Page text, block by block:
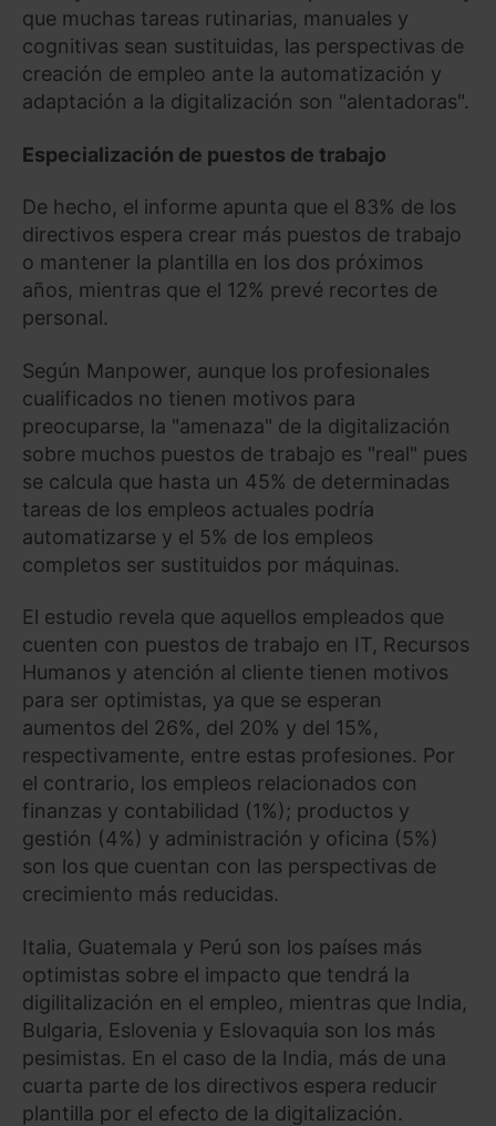
que muchas tareas rutinarias, manuales y
cognitivas sean sustituidas, las perspectivas de
creación de empleo ante la automatización y
adaptación a la digitalización son "alentadoras".
Especialización de puestos de trabajo
De hecho, el informe apunta que el 83% de los
directivos espera crear más puestos de trabajo
o mantener la plantilla en los dos próximos
años, mientras que el 12% prevé recortes de
personal.
Según Manpower, aunque los profesionales
cualificados no tienen motivos para
preocuparse, la "amenaza" de la digitalización
sobre muchos puestos de trabajo es "real" pues
se calcula que hasta un 45% de determinadas
tareas de los empleos actuales podría
automatizarse y el 5% de los empleos
completos ser sustituidos por máquinas.
El estudio revela que aquellos empleados que
cuenten con puestos de trabajo en IT, Recursos
Humanos y atención al cliente tienen motivos
para ser optimistas, ya que se esperan
aumentos del 26%, del 20% y del 15%,
respectivamente, entre estas profesiones. Por
el contrario, los empleos relacionados con
finanzas y contabilidad (1%); productos y
gestión (4%) y administración y oficina (5%)
son los que cuentan con las perspectivas de
crecimiento más reducidas.
Italia, Guatemala y Perú son los países más
optimistas sobre el impacto que tendrá la
digilitalización en el empleo, mientras que India,
Bulgaria, Eslovenia y Eslovaquia son los más
pesimistas. En el caso de la India, más de una
cuarta parte de los directivos espera reducir
plantilla por el efecto de la digitalización.